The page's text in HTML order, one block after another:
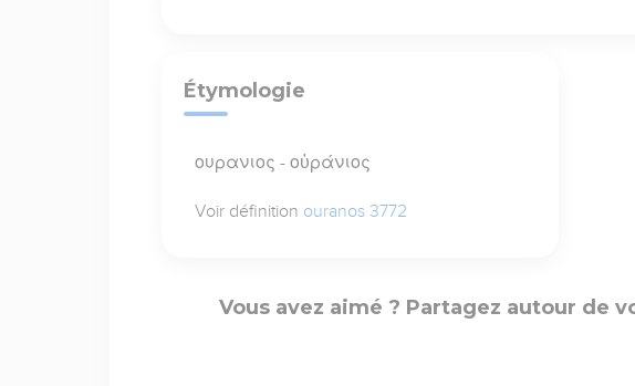
Étymologie
ουρανιος - οὐράνιος
Voir définition ouranos 3772
Vous avez aimé ? Partagez autour de